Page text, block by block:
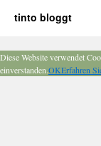
tinto bloggt
Diese Website verwendet
einverstanden.OKErfahren